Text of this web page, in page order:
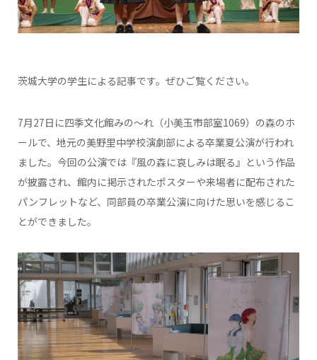
茨城大学の学生による記事です。ぜひご覧ください。
7月27日に四季文化館みの～れ（小美玉市部室1069）の森のホ
ールで、地元の美野里中学校演劇部による卒業夏公演が行われ
ました。今回の公演では『風の森に哀しみは眠る』という作品
が披露され、館内に掲示されたポスターや来場者に配布された
パンフレットなど、同部員の卒業公演に向けた思いを感じるこ
とができました。